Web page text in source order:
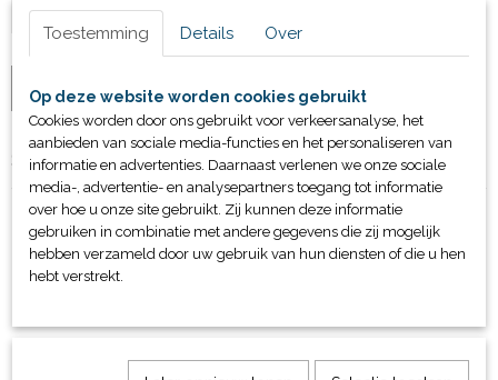
IN WINKELWAGEN
Specificaties
Productcode
83032
Bruto gewicht
2,10 Kg
Toestemming Details Over
Op deze website worden cookies gebruikt
Cookies worden door ons gebruikt voor verkeersanalyse, het
aanbieden van sociale media-functies en het personaliseren van
informatie en advertenties. Daarnaast verlenen we onze sociale
media-, advertentie- en analysepartners toegang tot informatie
over hoe u onze site gebruikt. Zij kunnen deze informatie
gebruiken in combinatie met andere gegevens die zij mogelijk
hebben verzameld door uw gebruik van hun diensten of die u hen
hebt verstrekt.